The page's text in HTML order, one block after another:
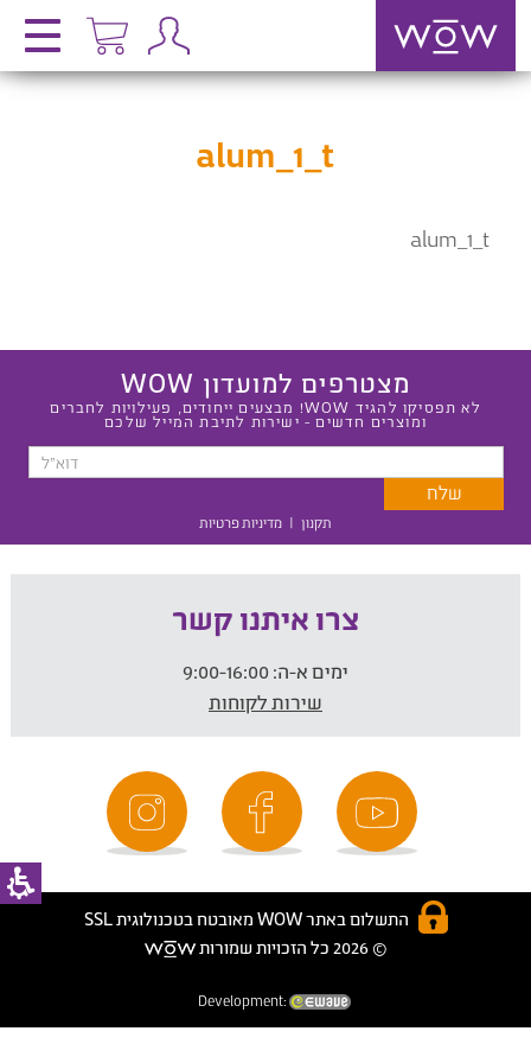
alum_1_t
alum_1_t
מצטרפים למועדון WOW
לא תפסיקו להגיד WOW! מבצעים ייחודים, פעילויות לחברים
ומוצרים חדשים - ישירות לתיבת המייל שלכם
תקנון | מדיניות פרטיות
צרו איתנו קשר
ימים א-ה:
שירות לקוחות
התשלום באתר WOW מאובטח בטכנולוגית SSL
© 2026 כל הזכויות שמורות
Development: